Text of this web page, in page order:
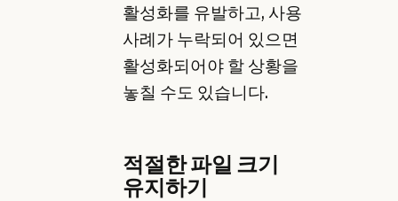
활성화를 유발하고, 사용
사례가 누락되어 있으면
활성화되어야 할 상황을
놓칠 수도 있습니다.
적절한 파일 크기
유지하기